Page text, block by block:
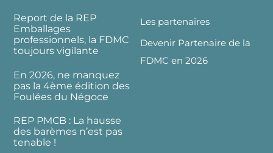
Report de la REP
Emballages
professionnels, la FDMC
toujours vigilante
En 2026, ne manquez
pas la 4ème édition des
Foulées du Négoce
REP PMCB : La hausse
des barèmes n’est pas
tenable !
Les partenaires
Devenir Partenaire de la
FDMC en 2026